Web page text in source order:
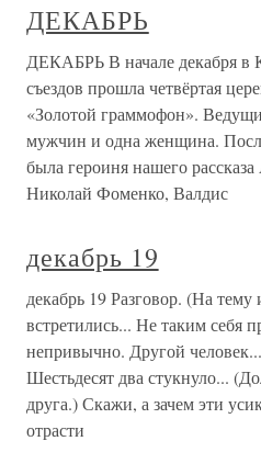
ДЕКАБРЬ
ДЕКАБРЬ В начале декабря в
съездов прошла четвёртая
«Золотой граммофон».
мужчин и одна женщина.
была героиня нашего
Николай Фоменко, Валдис
декабрь 19
декабрь 19 Разговор. (На
встретились... Не таким себя
непривычно. Другой
Шестьдесят два стукнуло...
друга.) Скажи, а зачем эти
отрасти